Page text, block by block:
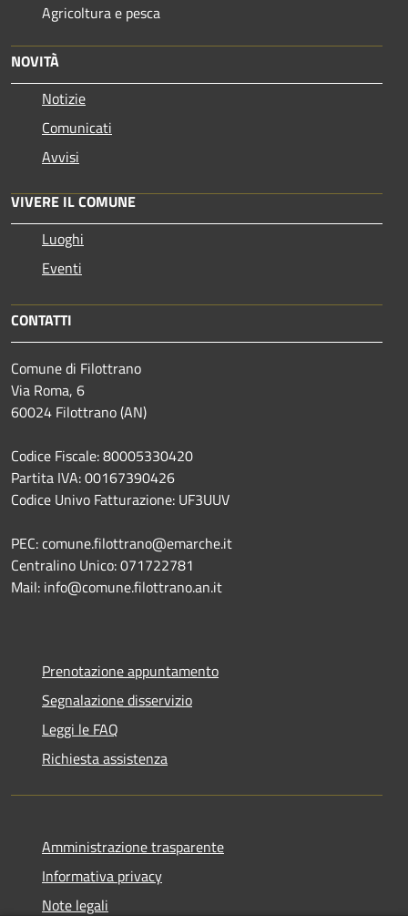
Agricoltura e pesca
NOVITÀ
Notizie
Comunicati
Avvisi
VIVERE IL COMUNE
Luoghi
Eventi
CONTATTI
Comune di Filottrano
Via Roma, 6
60024 Filottrano (AN)
Codice Fiscale: 80005330420
Partita IVA: 00167390426
Codice Univo Fatturazione: UF3UUV
PEC: comune.filottrano@emarche.it
Centralino Unico: 071722781
Mail: info@comune.filottrano.an.it
Prenotazione appuntamento
Segnalazione disservizio
Leggi le FAQ
Richiesta assistenza
Amministrazione trasparente
Informativa privacy
Note legali